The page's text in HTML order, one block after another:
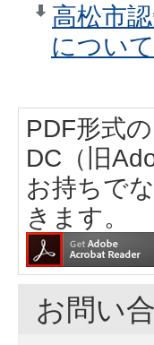
高松市
につい
PDF形式
DC（旧
お持ちで
きます。
お問い